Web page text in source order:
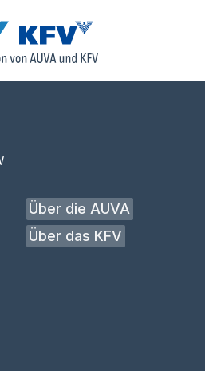
Über die AUVA
Über das KFV